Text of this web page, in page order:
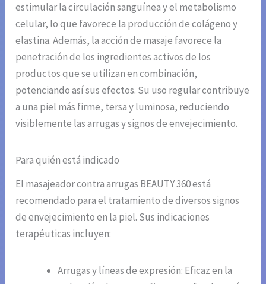
estimular la circulación sanguínea y el metabolismo
celular, lo que favorece la producción de colágeno y
elastina. Además, la acción de masaje favorece la
penetración de los ingredientes activos de los
productos que se utilizan en combinación,
potenciando así sus efectos. Su uso regular contribuye
a una piel más firme, tersa y luminosa, reduciendo
visiblemente las arrugas y signos de envejecimiento.
Para quién está indicado
El masajeador contra arrugas BEAUTY 360 está
recomendado para el tratamiento de diversos signos
de envejecimiento en la piel. Sus indicaciones
terapéuticas incluyen:
Arrugas y líneas de expresión: Eficaz en la